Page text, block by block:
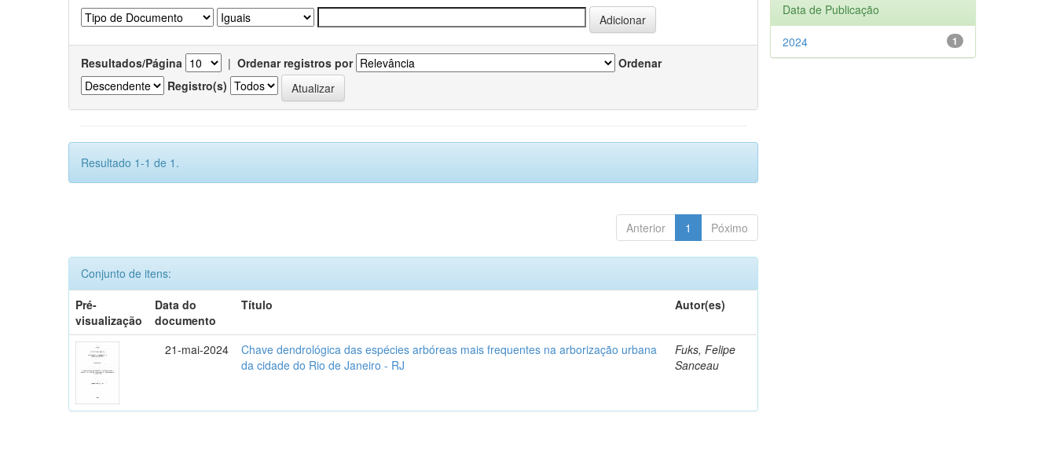
Resultados/Página | Ordenar registros por
Ordenar
Registro(s)
Resultado 1-1 de 1.
Anterior 1 Póximo
Conjunto de itens:
Pré-
visualização
Data do
documento
Título Autor(es)
21-mai-2024
Chave dendrológica das espécies arbóreas mais frequentes na arborização urbana
da cidade do Rio de Janeiro - RJ
Fuks, Felipe
Sanceau
Data de Publicação
1
2024